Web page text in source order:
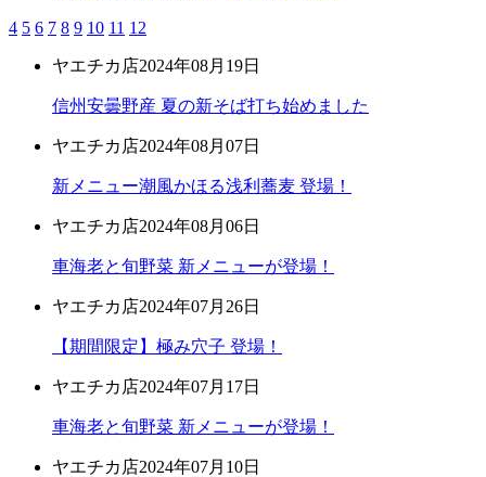
4 5 6 7 8 9 10 11 12
ヤエチカ店2024年08月19日
信州安曇野産 夏の新そば打ち始めました
ヤエチカ店2024年08月07日
新メニュー潮風かほる浅利蕎麦 登場！
ヤエチカ店2024年08月06日
車海老と旬野菜 新メニューが登場！
ヤエチカ店2024年07月26日
【期間限定】極み穴子 登場！
ヤエチカ店2024年07月17日
車海老と旬野菜 新メニューが登場！
ヤエチカ店2024年07月10日